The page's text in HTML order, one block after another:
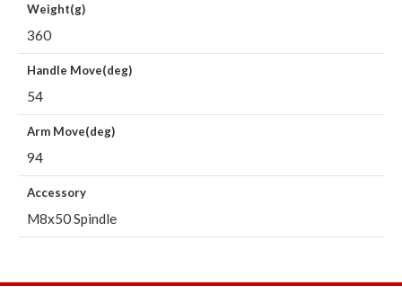
Weight(g)
360
Handle Move(deg)
54
Arm Move(deg)
94
Accessory
M8x50 Spindle